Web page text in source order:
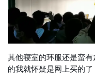
其他寝室的环服还是蛮
的我就怀疑是网上买的了